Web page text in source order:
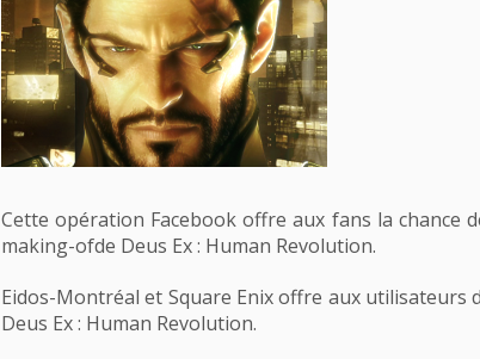
Cette opération Facebook offre aux fans la chance
making-ofde Deus Ex : Human Revolution.
Eidos-Montréal et Square Enix offre aux utilisateurs
Deus Ex : Human Revolution.